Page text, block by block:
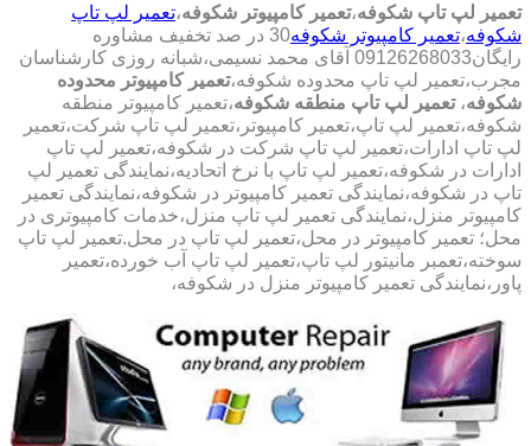
تعمیر لپ تاپ شکوفه،تعمیر کامپیوتر شکوفه،تعمیر لپ تاپ
شکوفه،تعمیر کامپیوتر شکوفه
30 در صد تخفیف مشاوره
رایگان09126268033 آقای محمد نسیمی،شبانه روزی کارشناسان
مجرب،تعمیر لپ تاپ محدوده شکوفه،تعمیر کامپیوتر محدوده
شکوفه، تعمیر لپ تاپ منطقه شکوفه،تعمیر کامپیوتر منطقه
شکوفه،تعمیر لپ تاپ،تعمیر کامپیوتر،تعمیر لپ تاپ شرکت،تعمیر
لپ تاپ ادارات،تعمیر لپ تاپ شرکت در شکوفه،تعمیر لپ تاپ
ادارات در شکوفه،تعمیر لپ تاپ با نرخ اتحادیه،نمایندگی تعمیر لپ
تاپ در شکوفه،نمایندگی تعمیر کامپیوتر در شکوفه،نمایندگی تعمیر
کامپیوتر منزل،نمایندگی تعمیر لپ تاپ منزل،خدمات کامپیوتری در
محل؛ تعمیر کامپیوتر در محل،تعمیر لپ تاپ در محل.تعمیر لپ تاپ
سوخته،تعمبر مانیتور لپ تاپ،تعمیر لپ تاپ آب خورده،تعمیر
پاور،نمایندگی تعمیر کامپیوتر منزل در شکوفه،